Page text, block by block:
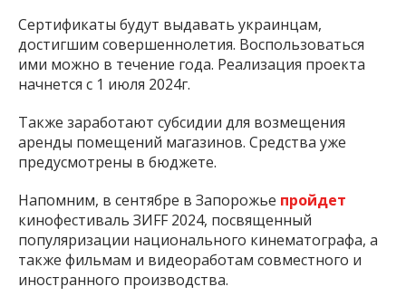
Сертификаты будут выдавать украинцам,
достигшим совершеннолетия. Воспользоваться
ими можно в течение года. Реализация проекта
начнется с 1 июля 2024г.
Также заработают субсидии для возмещения
аренды помещений магазинов. Средства уже
предусмотрены в бюджете.
Напомним, в сентябре в Запорожье пройдет
кинофестиваль ЗИFF 2024, посвященный
популяризации национального кинематографа, а
также фильмам и видеоработам совместного и
иностранного производства.